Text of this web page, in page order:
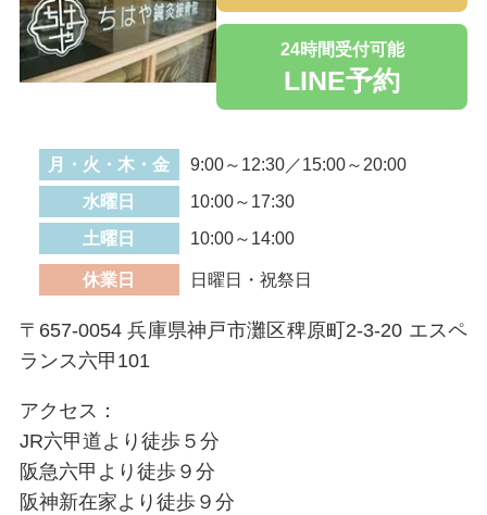
24時間受付可能
LINE予約
月・火・木・金
9:00～12:30／15:00～20:00
水曜日
10:00～17:30
土曜日
10:00～14:00
休業日 日曜日・祝祭日
〒657-0054 兵庫県神戸市灘区稗原町2-3-20 エスペ
ランス六甲101
アクセス：
JR六甲道より徒歩５分
阪急六甲より徒歩９分
阪神新在家より徒歩９分